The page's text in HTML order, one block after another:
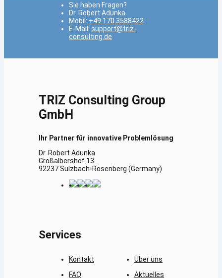
Sie haben Fragen?
Dr. Robert Adunka
Mobil: +49 170 3588422
E-Mail: support@triz-
consulting.de
TRIZ Consulting Group
GmbH
Ihr Partner für innovative Problemlösung
Dr. Robert Adunka
Großalbershof 13
92237 Sulzbach-Rosenberg (Germany)
Services
Kontakt
FAQ
Über uns
Aktuelles